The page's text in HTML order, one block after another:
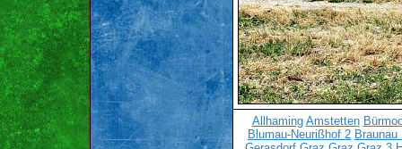
Allhaming Amstetten
Blumau-Neurißhof 2 Braunau